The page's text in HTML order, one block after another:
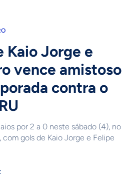
Kaio Jorge e
vence amistoso
contra o
por 2 a 0 neste sábado (4), no
gols de Kaio Jorge e Felipe